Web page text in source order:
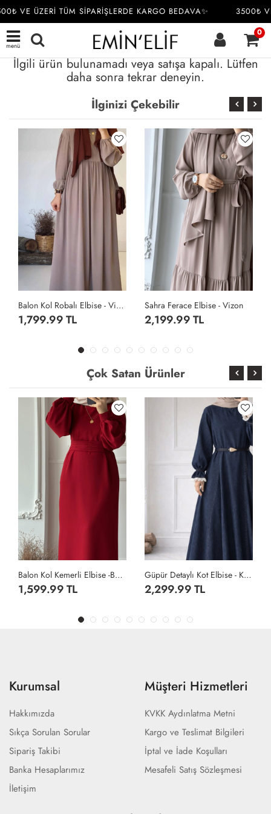
VE ÜZERİ TÜM SİPARİŞLERDE KARGO BEDAVA✨ 3500₺
menü
0
İlgili ürün bulunamadı veya satışa kapalı. Lütfen
daha sonra tekrar deneyin.
İlginizi Çekebilir
Sahra Ferace Elbise - Vizon
2,199.99 TL 2,199.99 TL
Çok Satan Ürünler
2,299.99 TL
Balon Kol Kemerli Elbise -Taş
1,599.99 TL
Kurumsal
Hakkımızda
Sıkça Sorulan Sorular
Sipariş Takibi
Banka Hesaplarımız
İletişim
Müşteri Hizmetleri
KVKK Aydınlatma Metni
Kargo ve Teslimat Bilgileri
İptal ve İade Koşulları
Mesafeli Satış Sözleşmesi